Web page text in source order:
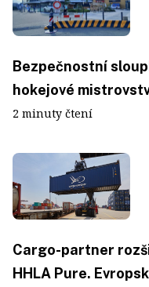
Bezpečnostní
hokejové
2 minuty čtení
Cargo-partner
HHLA Pure.